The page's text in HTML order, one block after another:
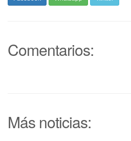
Comentarios:
Más noticias: